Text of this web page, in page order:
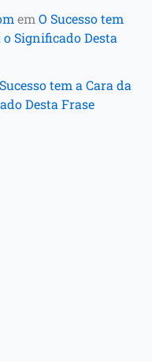
emO Sucesso tem
Significado Desta
tem a Cara da
Desta Frase